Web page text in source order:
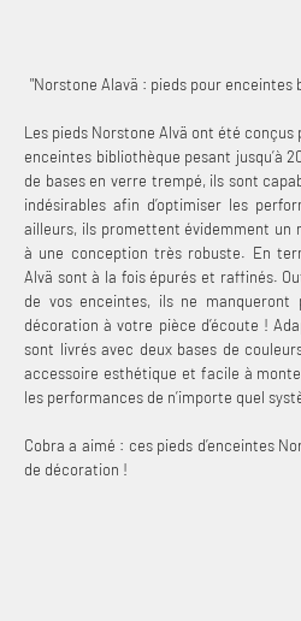
"Norstone Alavä : pieds pour enceintes
Les pieds Norstone Alvä ont été
enceintes bibliothèque pesant jusqu’à
de bases en verre trempé, ils sont
indésirables afin d’optimiser les
ailleurs, ils promettent évidemment un
à une conception très robuste. En
Alvä sont à la fois épurés et raffinés.
de vos enceintes, ils ne manqueront
décoration à votre pièce d’écoute !
sont livrés avec deux bases de
accessoire esthétique et facile à
les performances de n’importe quel
Cobra a aimé : ces pieds d’enceintes
de décoration !